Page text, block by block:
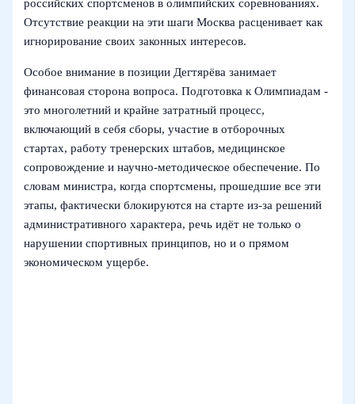
российских спортсменов в олимпийских соревнованиях.
Отсутствие реакции на эти шаги Москва расценивает как
игнорирование своих законных интересов.
Особое внимание в позиции Дегтярёва занимает
финансовая сторона вопроса. Подготовка к Олимпиадам -
это многолетний и крайне затратный процесс,
включающий в себя сборы, участие в отборочных
стартах, работу тренерских штабов, медицинское
сопровождение и научно-методическое обеспечение. По
словам министра, когда спортсмены, прошедшие все эти
этапы, фактически блокируются на старте из-за решений
административного характера, речь идёт не только о
нарушении спортивных принципов, но и о прямом
экономическом ущербе.